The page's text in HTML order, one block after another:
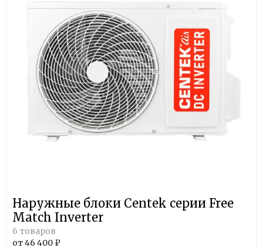
Наружные блоки Centek серии Free
Match Inverter
6 товаров
от 46 400 ₽